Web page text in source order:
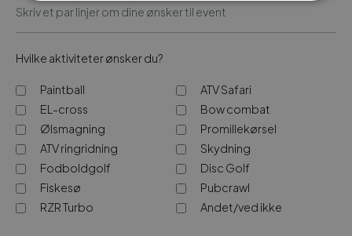
Hvilke aktiviteter ønsker du?
Paintball
ATV Safari
EL-cross
Bow combat
Ølsmagning
Promillekørsel
ATV ringridning
Skydning
Fodboldgolf
Disc Golf
Fiskesø
Pubcrawl
RZR Turbo
Andet/ved ikke